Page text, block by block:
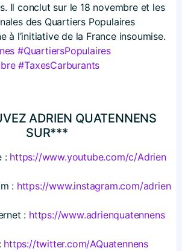
Il conclut sur le 18 novembre et les
des Quartiers Populaires
à l’initiative de la France insoumise.
#QuartiersPopulaires
#TaxesCarburants
ADRIEN QUATENNENS
SUR***
: https://​www​.youtube​.com/​c​/​A​d​r​i​e​n​
: https://​www​.instagram​.com/​a​d​r​i​e​n​
: https://​www​.adrienquatennens​
https://​twitter​.com/​A​Q​u​a​t​e​n​n​ens